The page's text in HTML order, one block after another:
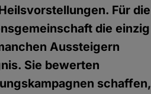
Für die
die einzig
Aussteigern
Sie bewerten
schaffen,